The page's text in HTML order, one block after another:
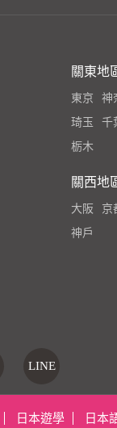
關東地
東京
神
琦玉
千
栃木
關西地
大阪
京
神戶
LINE
日本遊學 日本